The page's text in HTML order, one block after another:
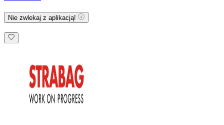
Nie zwlekaj z aplikacją!